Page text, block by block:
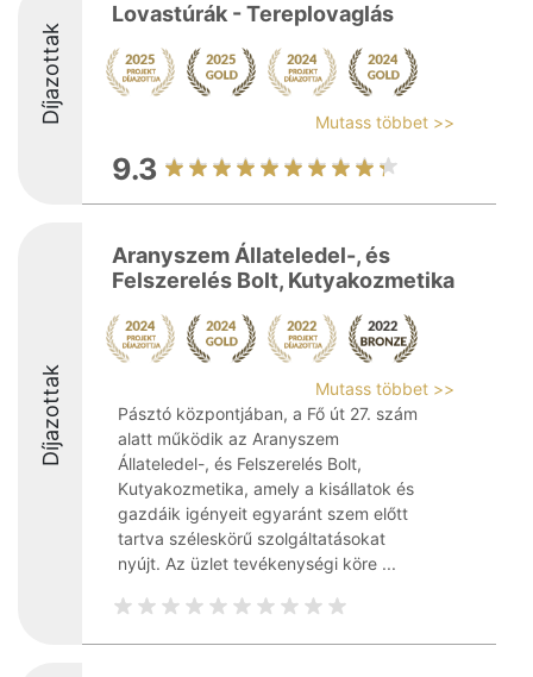
Díjazottak
Lovastúrák - Tereplovaglás
Mutass többet >>
9.3
Díjazottak
Aranyszem Állateledel-, és
Felszerelés Bolt, Kutyakozmetika
Mutass többet >>
Pásztó központjában, a Fő út 27. szám
alatt működik az Aranyszem
Állateledel-, és Felszerelés Bolt,
Kutyakozmetika, amely a kisállatok és
gazdáik igényeit egyaránt szem előtt
tartva széleskörű szolgáltatásokat
nyújt. Az üzlet tevékenységi köre ...